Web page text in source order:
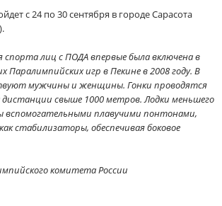
с 24 по 30 сентября в городе Сарасота
спорта лиц с ПОДА впервые была включена в
Паралимпийских игр в Пекине в 2008 году. В
мужчины и женщины. Гонки проводятся
дистанции свыше 1000 метров. Лодки меньшего
вспомогательными плавучими понтонами,
стабилизаторы, обеспечивая боковое
комитета России